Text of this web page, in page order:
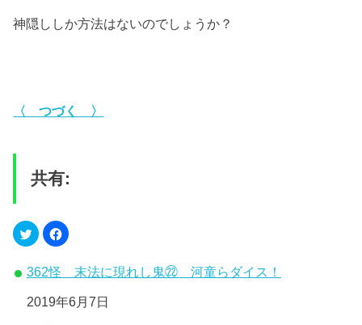
神隠ししか方法はないのでしょうか？
〈 つづく 〉
共有:
362怪 末法に現れし鬼㉒ 河童らダイス！
日付
2019年6月7日